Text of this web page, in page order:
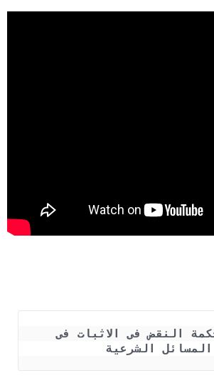
أحكام محكمة النقض فى الاثبات فى
المسائل الشرعية